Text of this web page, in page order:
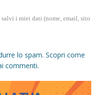
i miei dati (nome, email, sito
lo spam. Scopri come
commenti.